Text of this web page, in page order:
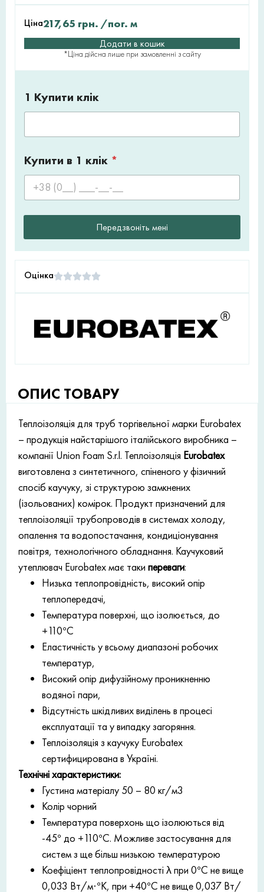
Ціна217,65 грн. /пог. м
Додати в кошик
*Ціна дійсна лише при замовленні з сайту
1 Купити клік
Купити в 1 клік *
Передзвоніть мені
Оцінка
ОПИС ТОВАРУ
Теплоізоляція для труб торгівельної марки Eurobatex
– продукція найстарішого італійського виробника –
компанії Union Foam S.r.l. Теплоізоляція Eurobatex
виготовлена з синтетичного, спіненого у фізичний
спосіб каучуку, зі структурою замкнених
(ізольованих) комірок. Продукт призначений для
теплоізоляції трубопроводів в системах холоду,
опалення та водопостачання, кондиціонування
повітря, технологічного обладнання. Каучуковий
утеплювач Eurobatex має таки переваги:
Низька теплопровідність, високий опір
теплопередачі,
Температура поверхні, що ізолюється, до
+110°С
Еластичність у всьому диапазоні робочих
температур,
Високий опір дифузійному проникненню
водяної пари,
Відсутність шкідливих виділень в процесі
експлуатації та у випадку загоряння.
Теплоізоляція з каучуку Eurobatex
сертифицирована в Україні.
Технічні характеристики:
Густина матеріалу 50 – 80 кг/м3
Колір чорний
Температура поверхонь що ізолюються від
-45° до +110°С. Можливе застосування для
систем з ще більш низькою температурою
Коефіціент теплопровідності λ при 0°С не вище
0,033 Вт/м·°К, при +40°С не вище 0,037 Вт/